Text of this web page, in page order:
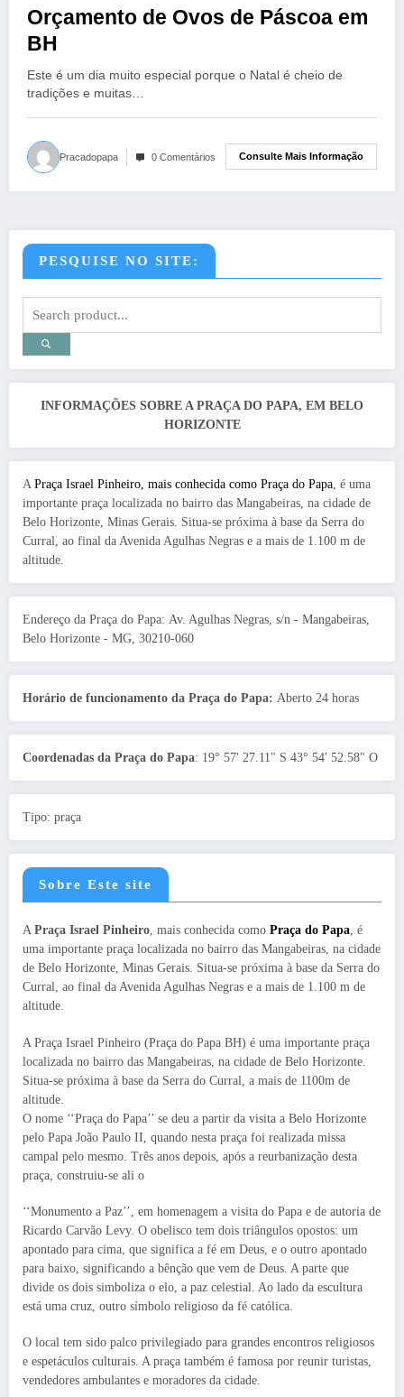
Orçamento de Ovos de Páscoa em
BH
Este é um dia muito especial porque o Natal é cheio de
tradições e muitas…
Pracadopapa 0 Comentários Consulte Mais Informação
PESQUISE NO SITE:
INFORMAÇÕES SOBRE A PRAÇA DO PAPA, EM BELO
HORIZONTE
A Praça Israel Pinheiro, mais conhecida como Praça do Papa, é uma
importante praça localizada no bairro das Mangabeiras, na cidade de
Belo Horizonte, Minas Gerais. Situa-se próxima à base da Serra do
Curral, ao final da Avenida Agulhas Negras e a mais de 1.100 m de
altitude.
Endereço da Praça do Papa: Av. Agulhas Negras, s/n - Mangabeiras,
Belo Horizonte - MG, 30210-060
Horário de funcionamento da Praça do Papa: Aberto 24 horas
Coordenadas da Praça do Papa: 19° 57' 27.11" S 43° 54' 52.58" O
Tipo: praça
Sobre Este site
A Praça Israel Pinheiro, mais conhecida como Praça do Papa, é
uma importante praça localizada no bairro das Mangabeiras, na cidade
de Belo Horizonte, Minas Gerais. Situa-se próxima à base da Serra do
Curral, ao final da Avenida Agulhas Negras e a mais de 1.100 m de
altitude.
A Praça Israel Pinheiro (Praça do Papa BH) é uma importante praça
localizada no bairro das Mangabeiras, na cidade de Belo Horizonte.
Situa-se próxima à base da Serra do Curral, a mais de 1100m de
altitude.
O nome ‘‘Praça do Papa’’ se deu a partir da visita a Belo Horizonte
pelo Papa João Paulo II, quando nesta praça foi realizada missa
campal pelo mesmo. Três anos depois, após a reurbanização desta
praça, construiu-se ali o
‘‘Monumento a Paz’’, em homenagem a visita do Papa e de autoria de
Ricardo Carvão Levy. O obelisco tem dois triângulos opostos: um
apontado para cima, que significa a fé em Deus, e o outro apontado
para baixo, significando a bênção que vem de Deus. A parte que
divide os dois simboliza o elo, a paz celestial. Ao lado da escultura
está uma cruz, outro símbolo religioso da fé católica.
O local tem sido palco privilegiado para grandes encontros religiosos
e espetáculos culturais. A praça também é famosa por reunir turistas,
vendedores ambulantes e moradores da cidade.